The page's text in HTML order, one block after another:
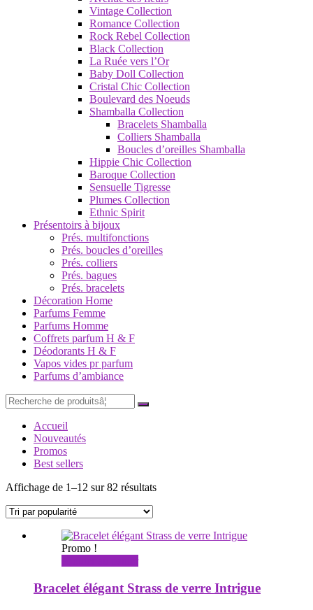
Vintage Collection
Romance Collection
Rock Rebel Collection
Black Collection
La Ruée vers l’Or
Baby Doll Collection
Cristal Chic Collection
Boulevard des Noeuds
Shamballa Collection
Bracelets Shamballa
Colliers Shamballa
Boucles d’oreilles Shamballa
Hippie Chic Collection
Baroque Collection
Sensuelle Tigresse
Plumes Collection
Ethnic Spirit
Présentoirs à bijoux
Prés. multifonctions
Prés. boucles d’oreilles
Prés. colliers
Prés. bagues
Prés. bracelets
Décoration Home
Parfums Femme
Parfums Homme
Coffrets parfum H & F
Déodorants H & F
Vapos vides pr parfum
Parfums d’ambiance
Recherche
pourÂ :
Accueil
Nouveautés
Promos
Best sellers
Affichage de 1–12 sur 82 résultatsTrié
Promo !
Bracelet élégant Strass de verre Intrigue